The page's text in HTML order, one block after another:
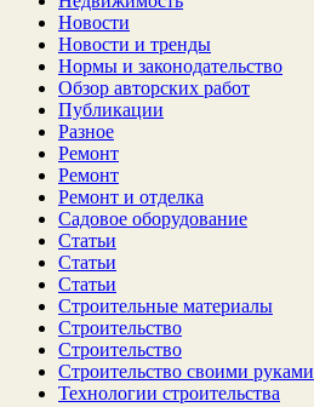
Новости
Новости и тренды
Нормы и законодательство
Обзор авторских работ
Публикации
Разное
Ремонт
Ремонт
Ремонт и отделка
Садовое оборудование
Статьи
Статьи
Статьи
Строительные материалы
Строительство
Строительство
Строительство своими руками
Технологии строительства